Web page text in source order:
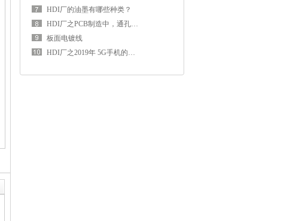
HDI厂的油墨有哪些种类？
HDI厂之PCB制造中，通孔、盲孔和埋孔的区别
板面电镀线
HDI厂之2019年 5G手机的市场需求还有待观察